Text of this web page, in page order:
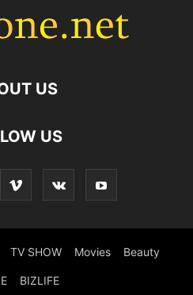
US
US
TV SHOW Movies Beauty
BIZLIFE